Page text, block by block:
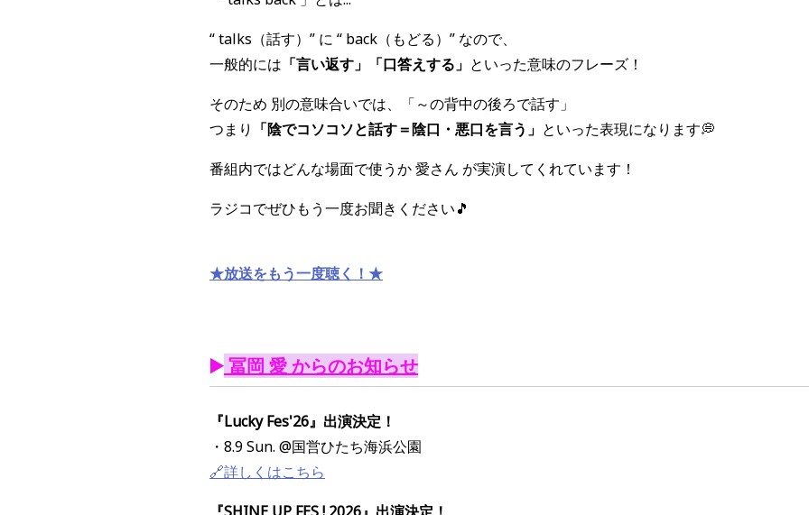
“ talks（話す）” に “ back（もどる）” なので、
一般的には 「言い返す」「口答えする」 といった意味のフレーズ！
そのため 別の意味合いでは、「～の背中の後ろで話す」
つまり 「陰でコソコソと話す＝陰口・悪口を言う」 といった表現になります💭
番組内ではどんな場面で使うか 愛さん が実演してくれています！
ラジコでぜひもう一度お聞きください🎵
★放送をもう一度聴く！★
▶️冨岡 愛 からのお知らせ
『Lucky Fes'26』出演決定！
・8.9 Sun. @国営ひたち海浜公園
🔗詳しくはこちら
『SHINE UP FES ! 2026』出演決定！